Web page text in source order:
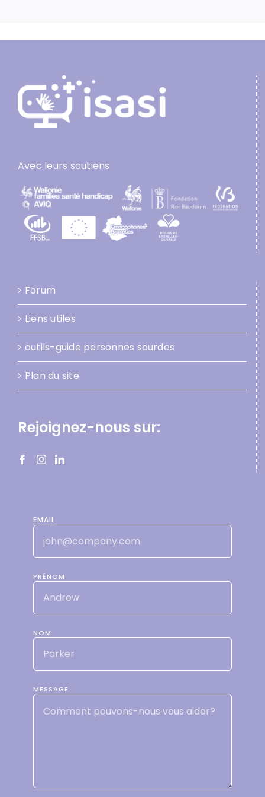
Avec leurs soutiens
Forum
Liens utiles
outils-guide personnes sourdes
Plan du site
Rejoignez-nous sur:
EMAIL
PRÉNOM
NOM
MESSAGE